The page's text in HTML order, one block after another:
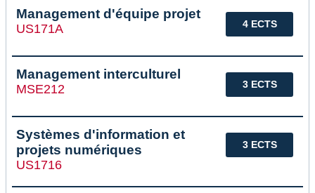
4 ECTS
Management d'équipe projet
US171A
3 ECTS
Management interculturel
MSE212
3 ECTS
Systèmes d'information et
projets numériques
US1716